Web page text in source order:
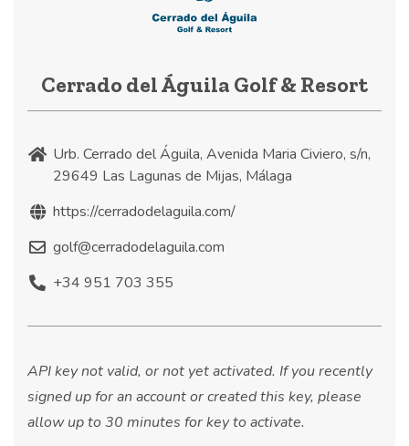
Cerrado del Águila Golf & Resort
Urb. Cerrado del Águila, Avenida Maria Civiero, s/n,
29649 Las Lagunas de Mijas, Málaga
https://cerradodelaguila.com/
golf@cerradodelaguila.com
+34 951 703 355
API key not valid, or not yet activated. If you recently
signed up for an account or created this key, please
allow up to 30 minutes for key to activate.